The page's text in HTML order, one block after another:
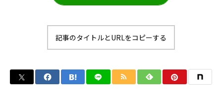
記事のタイトルとURLをコピーする